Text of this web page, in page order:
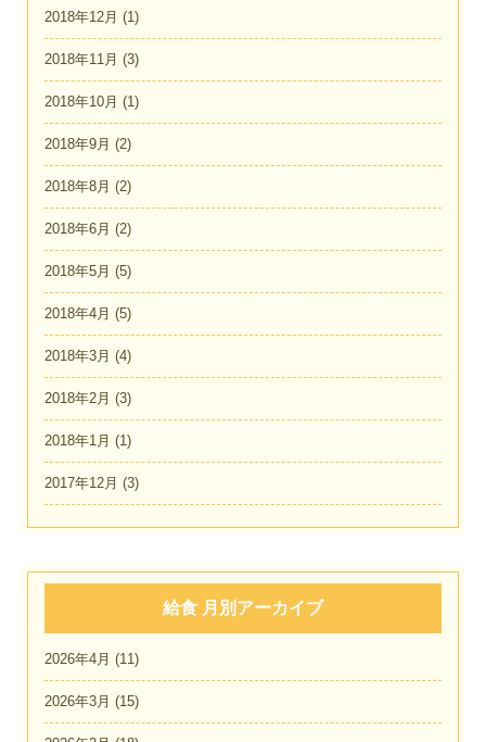
2018年12月 (1)
2018年11月 (3)
2018年10月 (1)
2018年9月 (2)
2018年8月 (2)
2018年6月 (2)
2018年5月 (5)
2018年4月 (5)
2018年3月 (4)
2018年2月 (3)
2018年1月 (1)
2017年12月 (3)
給食 月別アーカイブ
2026年4月 (11)
2026年3月 (15)